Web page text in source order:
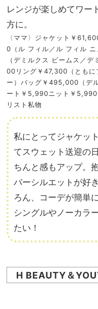
レンジが楽しめてワー
方に。
〈ママ〉ジャケット￥
0（ル フィル／ル フィル
（デミルクス ビームス／
00リング￥47,300（ともに
ー）バッグ￥495,000（デ
ート￥5,990ニット￥5,990
リスト私物
私にとってジャケッ
てスウェット送迎の
ちんと感もアップ。
バーシルエットが好
ろん、コーデが簡単
シングルやノーカラ
たい！
H BEAUTY＆